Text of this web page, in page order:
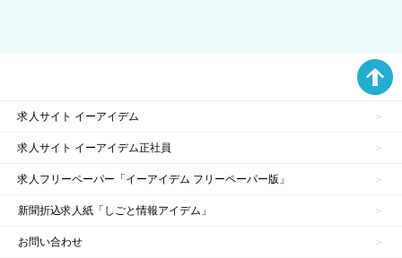
求人サイト イーアイデム
求人サイト イーアイデム正社員
求人フリーペーパー「イーアイデム フリーペーパー版」
新聞折込求人紙「しごと情報アイデム」
お問い合わせ